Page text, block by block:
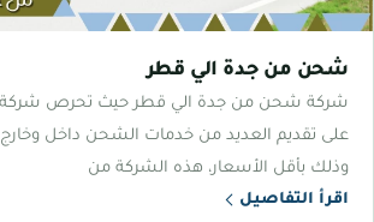
شحن من جدة الي قطر
شركة شحن من جدة الي قطر حيث تحرص شركة
على تقديم العديد من خدمات الشحن داخل
وذلك بأقل الأسعار، هذه الشركة من
اقرأ التفاصيل